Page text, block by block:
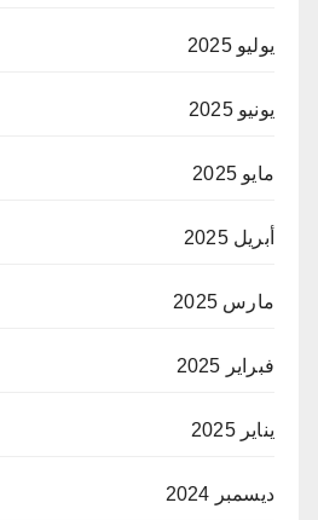
يوليو 2025
يونيو 2025
مايو 2025
أبريل 2025
مارس 2025
فبراير 2025
يناير 2025
ديسمبر 2024